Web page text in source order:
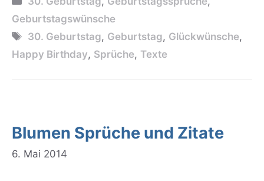
Geburtstagswünsche
Schlagwörter
30. Geburtstag, Geburtstag, Glückwünsche,
Happy Birthday, Sprüche, Texte
Blumen Sprüche und Zitate
6. Mai 2014